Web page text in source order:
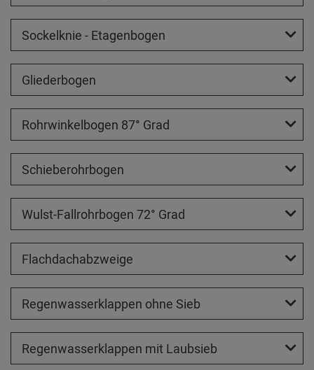
Sockelknie - Etagenbogen
Gliederbogen
Rohrwinkelbogen 87° Grad
Schieberohrbogen
Wulst-Fallrohrbogen 72° Grad
Flachdachabzweige
Regenwasserklappen ohne Sieb
Regenwasserklappen mit Laubsieb